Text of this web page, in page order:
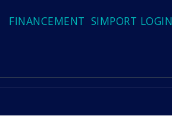
FINANCEMENT SIMPORT LOGIN